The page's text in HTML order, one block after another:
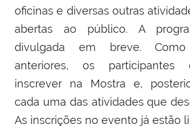
oficinas e diversas outras
abertas ao público. A
divulgada em breve.
anteriores, os participantes
inscrever na Mostra e,
cada uma das atividades que
As inscrições no evento já estão